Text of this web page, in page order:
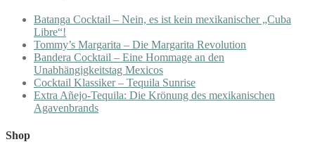
Batanga Cocktail – Nein, es ist kein mexikanischer „Cuba
Libre“!
Tommy’s Margarita – Die Margarita Revolution
Bandera Cocktail – Eine Hommage an den
Unabhängigkeitstag Mexicos
Cocktail Klassiker – Tequila Sunrise
Extra Añejo-Tequila: Die Krönung des mexikanischen
Agavenbrands
Shop